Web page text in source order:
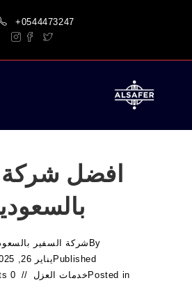
+0544473247
افضل
By شركة السفير
Published يناير 26, 2025
Posted in خدمات العزل
0 Comments